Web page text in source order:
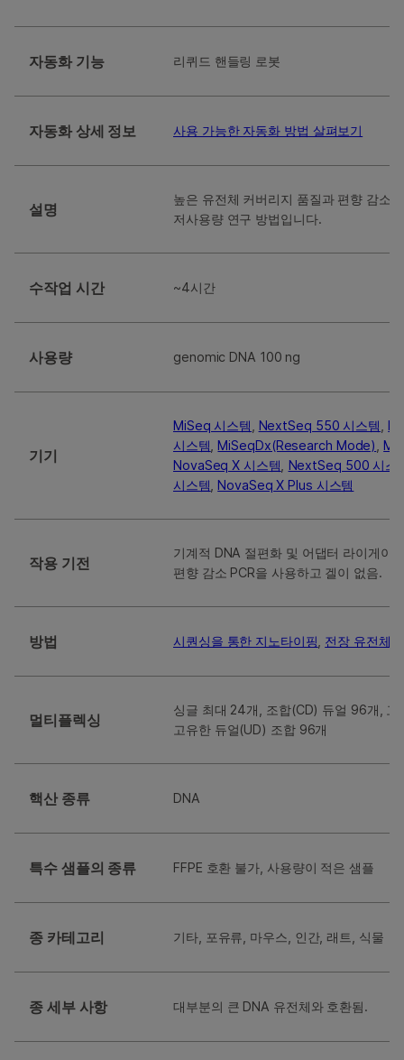
자동화 기능 리퀴드 핸들링 로봇
자동화 상세 정보 사용 가능한 자동화 방법 살펴보기
설명
높은 유전체 커버리지 품질과 편향 감소
저사용량 연구 방법입니다.
수작업 시간 ~4시간
사용량 genomic DNA 100 ng
기기
MiSeq 시스템 NextSeq 550 시스템 ,
시스템 ,MiSeqDx(Research Mode) ,
NovaSeq X 시스템 NextSeq 500 시스
시스템 ,NovaSeq X Plus 시스템
작용 기전
기계적 DNA 절편화 및 어댑터 라이게이
편향 감소 PCR을 사용하고 겔이 없음.
방법 시퀀싱을 통한 지노타이핑 전장 유전체
멀티플렉싱
싱글 최대 24개, 조합(CD) 듀얼 96개, 고
고유한 듀얼(UD) 조합 96개
핵산 종류 DNA
특수 샘플의 종류 FFPE 호환 불가, 사용량이 적은 샘플
종 카테고리 기타, 포유류, 마우스, 인간, 래트, 식물
종 세부 사항 대부분의 큰 DNA 유전체와 호환됨.